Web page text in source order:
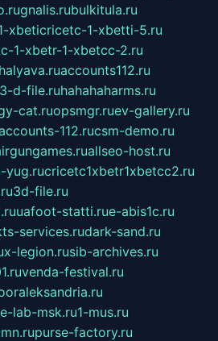
gnalis.rubulkitula.ru
xbeticricetc-1-xbetti-5.ru
1-xbetr-1-xbetcc-2.ru
accounts112.ru
3-d-file.ruhahahaharms.ru
cat.ruopsmgr.ruev-gallery.ru
112.rucsm-demo.ru
allseo-host.ru
yug.rucricetc1xbetr1xbetcc2.ru
3d-file.ru
uafoot-statti.rue-abis1c.ru
services.rudark-sand.ru
x-legion.rusib-archives.ru
venda-festival.ru
lab-msk.ru1-mus.ru
purse-factory.ru